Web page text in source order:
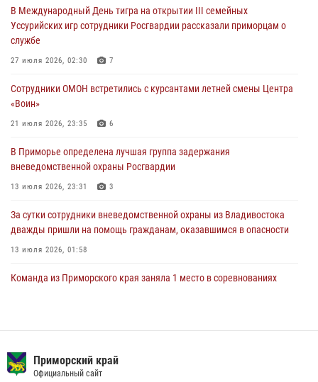
ходом
28 июля 2026, 10:29
Росгвардейцы в Приморье приняли участие в молебне,
28 июля 2026, 05:39
В Международный День тигра на открытии III семейных
службе
В Международный День тигра на открытии III семейных
Уссурийских игр сотрудники Росгвардии рассказали приморцам о
службе
27 июля 2026, 02:30 7
Сотрудники ОМОН встретились с курсантами летней смены Центра
«Воин»
21 июля 2026, 23:35 6
В Приморье определена лучшая группа задержания
вневедомственной охраны Росгвардии
13 июля 2026, 23:31 3
За сутки сотрудники вневедомственной охраны из Владивостока
дважды пришли на помощь гражданам, оказавшимся в опасности
13 июля 2026, 01:58
Команда из Приморского края заняла 1 место в соревнованиях
действия постояльца гостиницы
16 июля 2026, 01:13
Приморский край
Официальный сайт